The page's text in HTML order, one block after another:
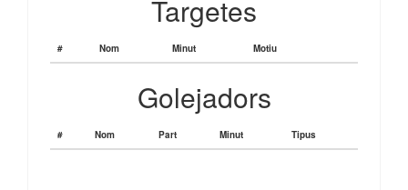
Targetes
# Nom Minut Motiu
Golejadors
# Nom Part Minut Tipus